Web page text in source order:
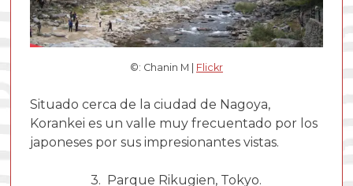
©: Chanin M | Flickr
Situado cerca de la ciudad de Nagoya,
Korankei es un valle muy frecuentado por los
japoneses por sus impresionantes vistas.
3. Parque Rikugien, Tokyo.